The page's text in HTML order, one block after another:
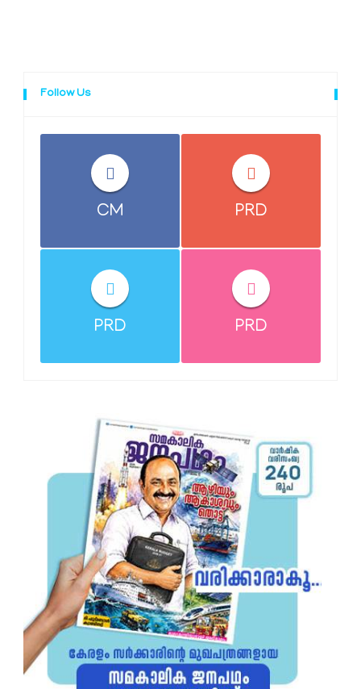
Follow Us
CM PRD
PRD PRD